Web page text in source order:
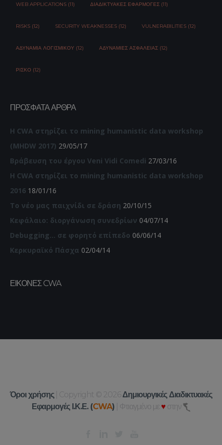
WEB APPLICATIONS (11) ΔΙΑΔΙΚΤΥΑΚΈΣ ΕΦΑΡΜΟΓΈΣ (11)
RISKS (12) SECURITY WEAKNESSES (12) VULNERABILITIES (12)
ΑΔΥΝΑΜΊΑ ΛΟΓΙΣΜΙΚΟΎ (12) ΑΔΥΝΑΜΊΕΣ ΑΣΦΆΛΕΙΑΣ (12)
ΡΊΣΚΟ (12)
ΠΡΌΣΦΑΤΑ ΆΡΘΡΑ
Η CWA στηρίζει το mining humanistic data workshop
(MHDW 2017) 29/05/17
Βράβευση του έργου Veni Vidi Comedi 27/03/16
Η CWA στηρίζει το mining humanistic data workshop
2016 18/01/16
Το νέο μας παιχνίδι σε δράση 20/10/15
Κεφάλαιο: διοργάνωση συνεδρίων 04/07/14
Debugging… σε φορητό επίπεδο 06/06/14
Κερκυραϊκό Πάσχα 02/04/14
ΕΙΚΌΝΕΣ CWA
Όροι χρήσης| Copyright © 2026 Δημιουργικές Διαδικτυακές
Εφαρμογές Ι.Κ.Ε. (CWA) ♥